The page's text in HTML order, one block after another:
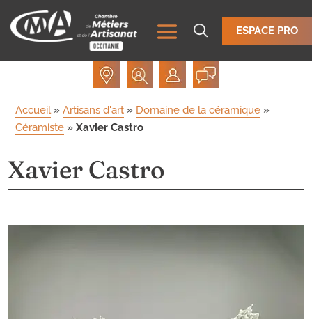
ESPACE PRO
Accueil »Artisans d'art » Domaine de la céramique »
Céramiste »Xavier Castro
Xavier Castro